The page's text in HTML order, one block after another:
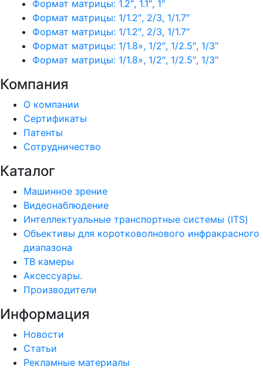
Формат матрицы: 1.2″, 1.1″, 1″
Формат матрицы: 1/1.2″, 2/3, 1/1.7″
Формат матрицы: 1/1.2″, 2/3, 1/1.7″
Формат матрицы: 1/1.8», 1/2″, 1/2.5″, 1/3″
Формат матрицы: 1/1.8», 1/2″, 1/2.5″, 1/3″
Компания
О компании
Сертификаты
Патенты
Сотрудничество
Каталог
Машинное зрение
Видеонаблюдение
Интеллектуальные транспортные системы (ITS)
Объективы для коротковолнового инфракрасного
диапазона
ТВ камеры
Аксессуары.
Производители
Информация
Новости
Статьи
Рекламные материалы